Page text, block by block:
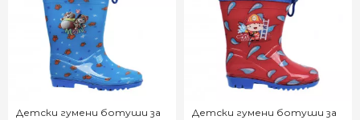
Детски гумени ботуши за
Детски гумени ботуши за